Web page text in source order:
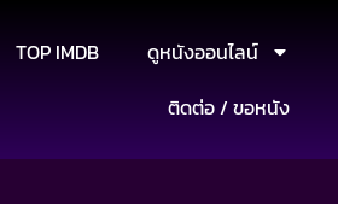
TOP IMDB
ดูหนังออนไลน์
ติดต่อ / ขอหนัง